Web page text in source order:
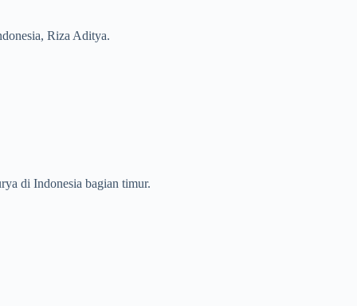
Riza Aditya.
di Indonesia bagian timur.